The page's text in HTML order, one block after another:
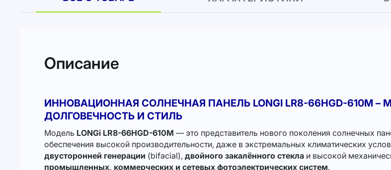
Описание
ИННОВАЦИОННАЯ СОЛНЕЧНАЯ ПАНЕЛЬ LONGI LR8-66HGD-610M
ДОЛГОВЕЧНОСТЬ И СТИЛЬ
Модель LONGi LR8-66HGD-610M — это представитель нового поколения солнечных
обеспечения высокой производительности, даже в экстремальных климатических
двусторонней генерации (bifacial), двойного закалённого стекла и высокой
промышленных, коммерческих и сетевых фотоэлектрических систем.